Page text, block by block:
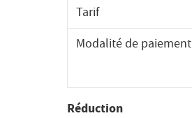
Tarif
Modalité de paiement
Réduction